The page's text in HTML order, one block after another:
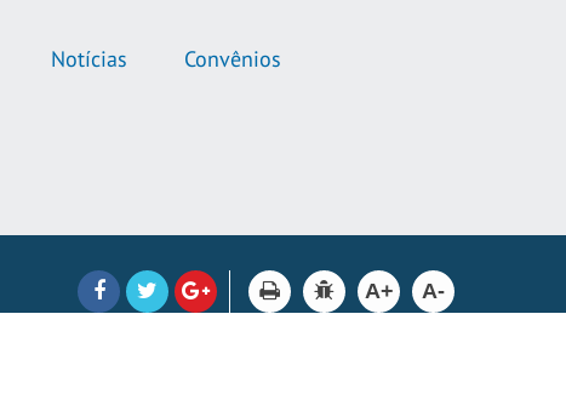
Notícias Convênios
A+ A-